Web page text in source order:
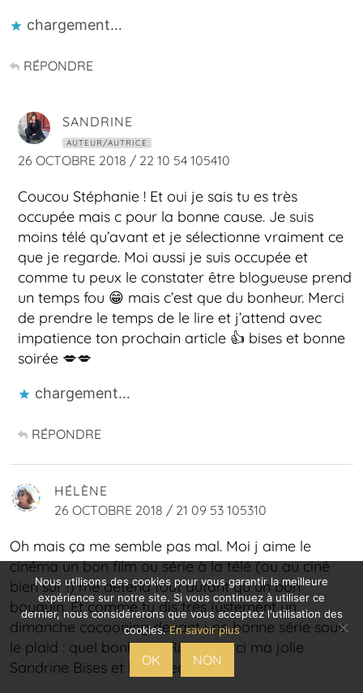
chargement…
RÉPONDRE
SANDRINE
AUTEUR/AUTRICE
26 OCTOBRE 2018 / 22 10 54 105410
Coucou Stéphanie ! Et oui je sais tu es très
occupée mais c pour la bonne cause. Je suis
moins télé qu’avant et je sélectionne vraiment ce
que je regarde. Moi aussi je suis occupée et
comme tu peux le constater être blogueuse prend
un temps fou 😁 mais c’est que du bonheur. Merci
de prendre le temps de le lire et j’attend avec
impatience ton prochain article 👍 bises et bonne
soirée 💋💋
chargement…
RÉPONDRE
HÉLÈNE
26 OCTOBRE 2018 / 21 09 53 105310
Oh mais ça me semble pas mal. Moi j aime le
cinéma un bon film ou série à la télé (ou au ciné
bien sûr !) me détend tout autant qu un bon
bouquin. Et comme tu dis très justement un
dimanche cocooning devant une bonne série sous
le plaid : quel bonheur ! Rire !!! Merci ma jolie
Sandrine Bises et bon week 😉
Nous utilisons des cookies pour vous garantir la meilleure
expérience sur notre site. Si vous continuez à utiliser ce
dernier, nous considérerons que vous acceptez l'utilisation des
cookies.En savoir plus
OK NON